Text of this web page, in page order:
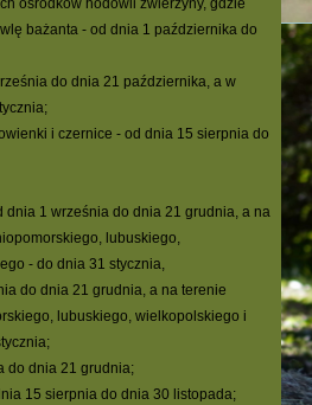
ośrodków hodowli zwierzyny, gdzie
bażanta - od dnia 1 października do
do dnia 21 października, a w
i czernice - od dnia 15 sierpnia do
dnia 1 września do dnia 21 grudnia, a na
lubuskiego,
- do dnia 31 stycznia,
do dnia 21 grudnia, a na terenie
lubuskiego, wielkopolskiego i
do dnia 21 grudnia;
15 sierpnia do dnia 30 listopada;